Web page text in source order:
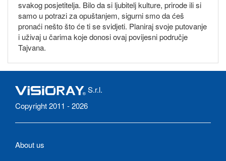
svakog posjetitelja. Bilo da si ljubitelj kulture, prirode ili si
samo u potrazi za opuštanjem, sigurni smo da ćeš
pronaći nešto što će ti se svidjeti. Planiraj svoje putovanje
i uživaj u čarima koje donosi ovaj povijesni područje
Tajvana.
S.r.l.
Copyright 2011 - 2026
About us